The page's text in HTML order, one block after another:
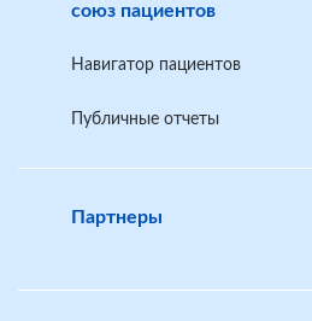
союз пациентов
Навигатор пациентов
Публичные отчеты
Партнеры